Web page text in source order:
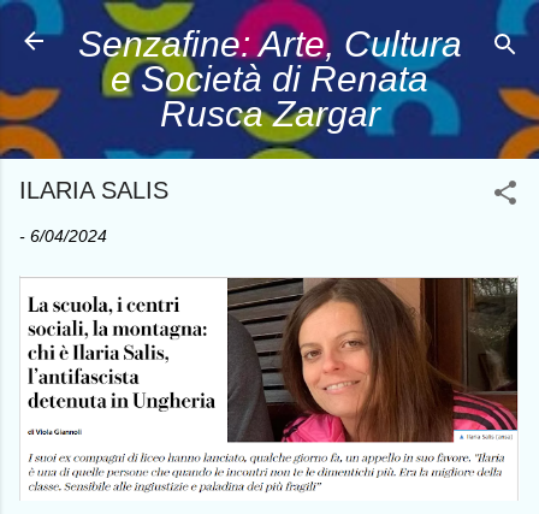
Passa ai contenuti principali
Senzafine: Arte, Cultura
e Società di Renata
Rusca Zargar
ILARIA SALIS
- 6/04/2024